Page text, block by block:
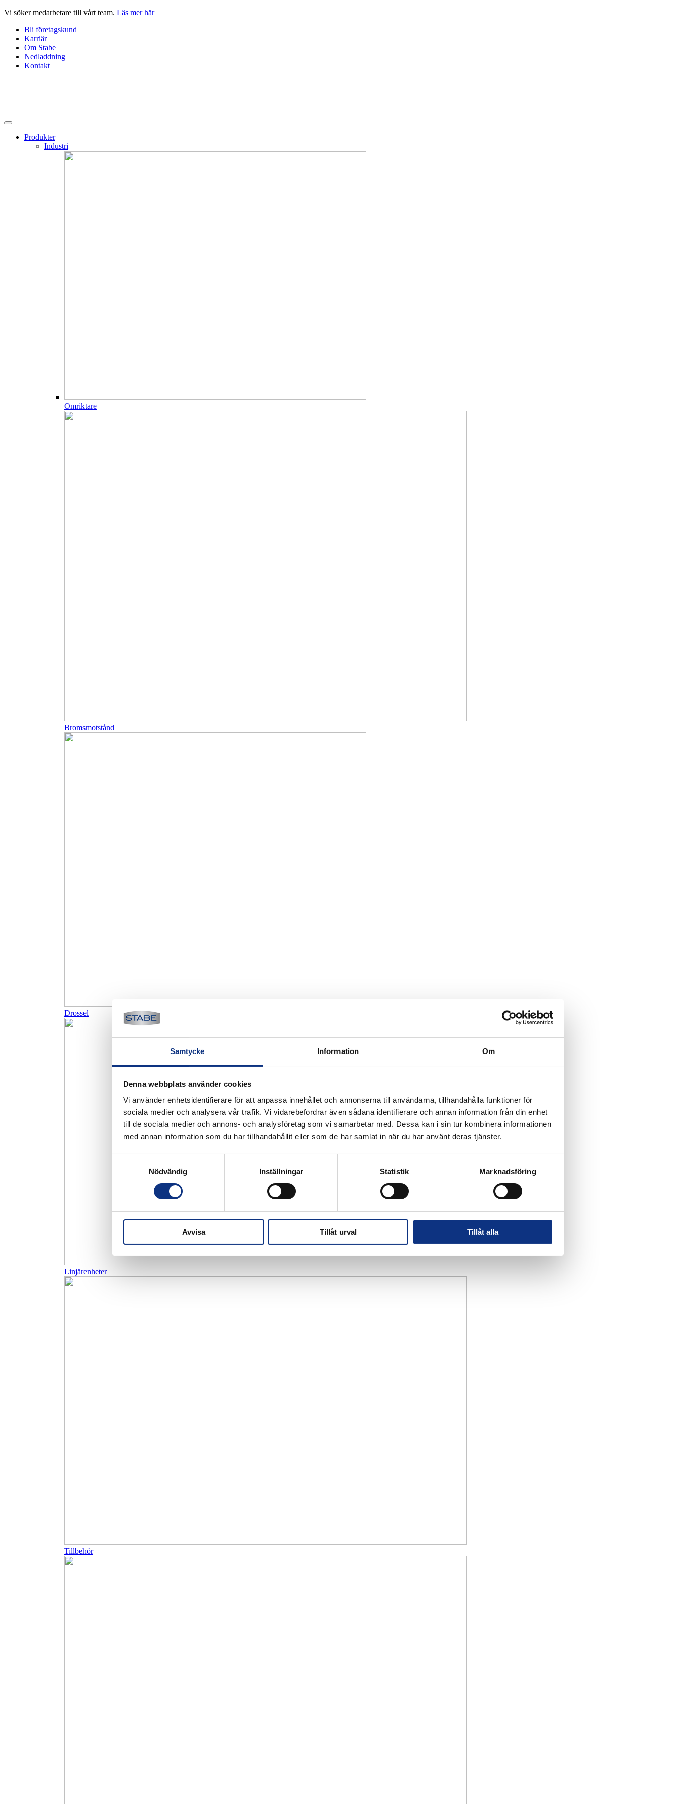
Samtycke Information Om
Denna webbplats använder cookies
Vi använder enhetsidentifierare för att anpassa innehållet och annonserna till användarna, tillhandahålla funktioner för
sociala medier och analysera vår trafik. Vi vidarebefordrar även sådana identifierare och annan information från din enhet
till de sociala medier och annons- och analysföretag som vi samarbetar med. Dessa kan i sin tur kombinera informationen
med annan information som du har tillhandahållit eller som de har samlat in när du har använt deras tjänster.
Nödvändig
Inställningar Statistik Marknadsföring
Avvisa Tillåt urval Tillåt alla
Hoppa
innehåll
Vi söker medarbetare till vårt team. Läs mer här
Bli företagskund
Karriär
Om Stabe
Nedladdning
Kontakt
Produkter
Industri
Omriktare
Bromsmotstånd
Drossel
Linjärenheter
Tillbehör